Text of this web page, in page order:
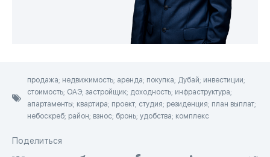
продажа; недвижимость; аренда; покупка; Дубай; инвестиции;
стоимость; ОАЭ; застройщик; доходность; инфраструктура;
апартаменты; квартира; проект; студия; резиденция; план выплат;
небоскреб; район; взнос; бронь; удобства; комплекс
Поделиться